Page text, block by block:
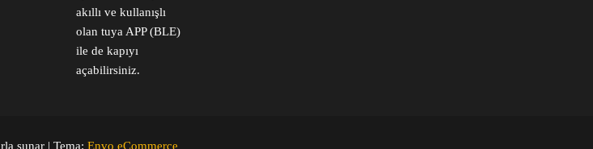
akıllı ve kullanışlı
olan tuya APP (BLE)
ile de kapıyı
açabilirsiniz.
sunar | Tema: Envo eCommerce